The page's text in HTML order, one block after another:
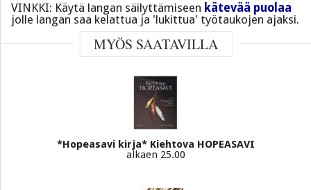
VINKKI: Käytä langan säilyttämiseen kätevää puolaa
jolle langan saa kelattua ja 'lukittua' työtaukojen ajaksi.
MYÖS SAATAVILLA
*Hopeasavi kirja* Kiehtova HOPEASAVI
alkaen 25.00